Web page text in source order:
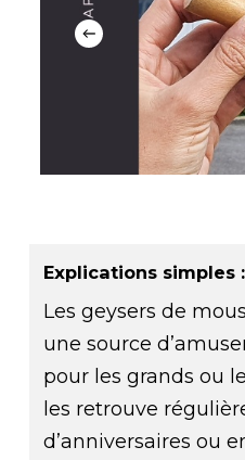
Explications simples :
Les geysers de
une source
pour les grands ou
les retrouve
d’anniversaires ou